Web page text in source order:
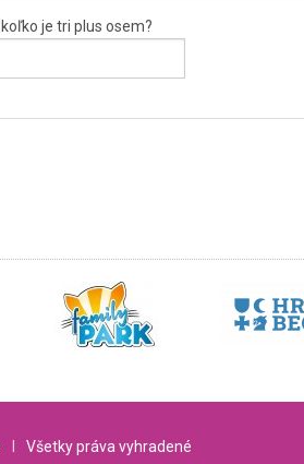
je tri plus osem?
Všetky práva vyhradené